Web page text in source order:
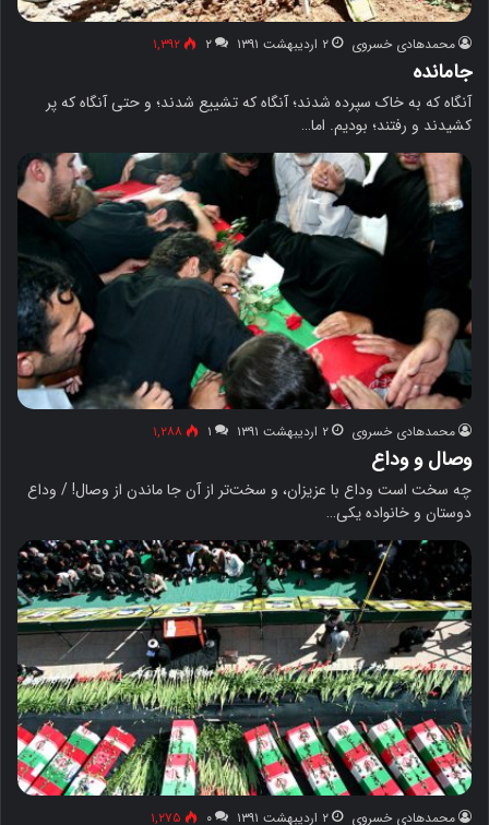
محمدهادی خسروی ۲ اردیبهشت ۱۳۹۱ ۲ ۱,۳۹۲
جامانده
آنگاه که به خاک سپرده شدند؛ آنگاه که تشییع شدند؛ و حتی آنگاه که پر
کشیدند و رفتند؛ بودیم. اما…
محمدهادی خسروی ۲ اردیبهشت ۱۳۹۱ ۱ ۱,۲۸۸
وصال و وداع
چه سخت است وداع با عزیزان، و سخت‌تر از آن جا ماندن از وصال! / وداع
دوستان و خانواده یکی…
محمدهادی خسروی ۲ اردیبهشت ۱۳۹۱ ۰ ۱,۲۷۵